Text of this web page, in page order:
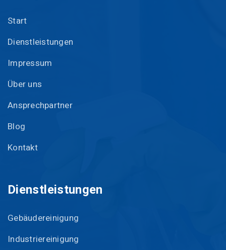
Start
Dienstleistungen
Impressum
Über uns
Ansprechpartner
Blog
Kontakt
Dienstleistungen
Gebäudereinigung
Industriereinigung